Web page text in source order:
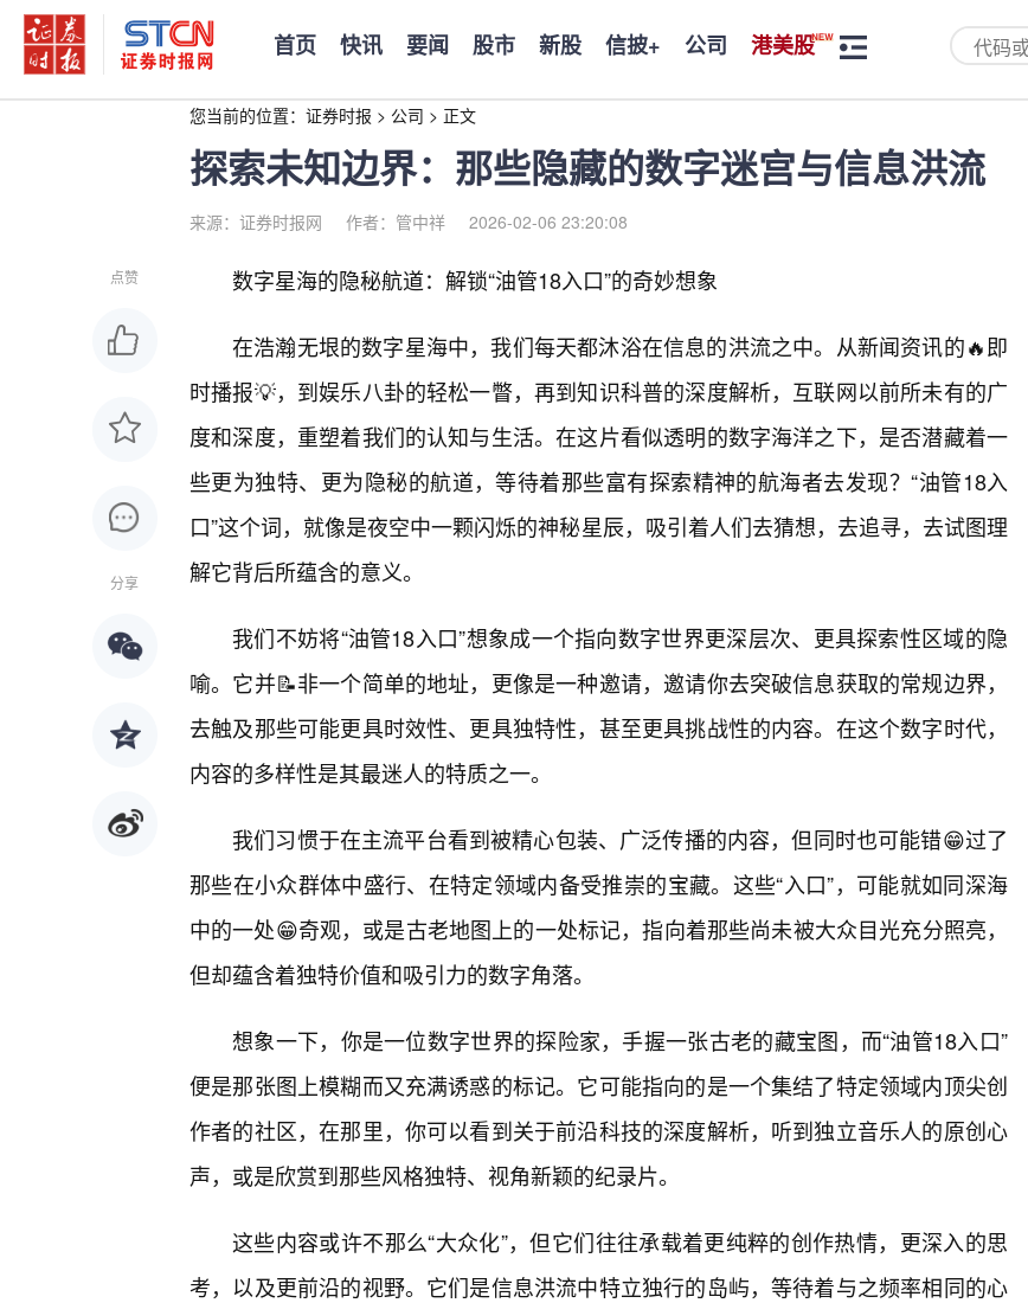
首页 快讯 要闻 股市 新股 信披+ 公司 港美股
您当前的位置： 证券时报 > 公司 > 正文
探索未知边界：那些隐藏的数字迷宫与信息洪流
来源：证券时报网 作者：管中祥 2026-02-06 23:20:08
点赞
分享
数字星海的隐秘航道：解锁“油管18入口”的奇妙想象
在浩瀚无垠的数字星海中，我们每天都沐浴在信息的洪流之中。从新闻资讯的🔥即
时播报💡，到娱乐八卦的轻松一瞥，再到知识科普的深度解析，互联网以前所未有的广
度和深度，重塑着我们的认知与生活。在这片看似透明的数字海洋之下，是否潜藏着一
些更为独特、更为隐秘的航道，等待着那些富有探索精神的航海者去发现？“油管18入
口”这个词，就像是夜空中一颗闪烁的神秘星辰，吸引着人们去猜想，去追寻，去试图理
解它背后所蕴含的意义。
我们不妨将“油管18入口”想象成一个指向数字世界更深层次、更具探索性区域的隐
喻。它并📝非一个简单的地址，更像是一种邀请，邀请你去突破信息获取的常规边界，
去触及那些可能更具时效性、更具独特性，甚至更具挑战性的内容。在这个数字时代，
内容的多样性是其最迷人的特质之一。
我们习惯于在主流平台看到被精心包装、广泛传播的内容，但同时也可能错😁过了
那些在小众群体中盛行、在特定领域内备受推崇的宝藏。这些“入口”，可能就如同深海
中的一处😁奇观，或是古老地图上的一处标记，指向着那些尚未被大众目光充分照亮，
但却蕴含着独特价值和吸引力的数字角落。
想象一下，你是一位数字世界的探险家，手握一张古老的藏宝图，而“油管18入口”
便是那张图上模糊而又充满诱惑的标记。它可能指向的是一个集结了特定领域内顶尖创
作者的社区，在那里，你可以看到关于前沿科技的深度解析，听到独立音乐人的原创心
声，或是欣赏到那些风格独特、视角新颖的纪录片。
这些内容或许不那么“大众化”，但它们往往承载着更纯粹的创作热情，更深入的思
考，以及更前沿的视野。它们是信息洪流中特立独行的岛屿，等待着与之频率相同的心